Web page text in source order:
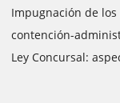
Impugnación de
contención-
Ley Concursal: